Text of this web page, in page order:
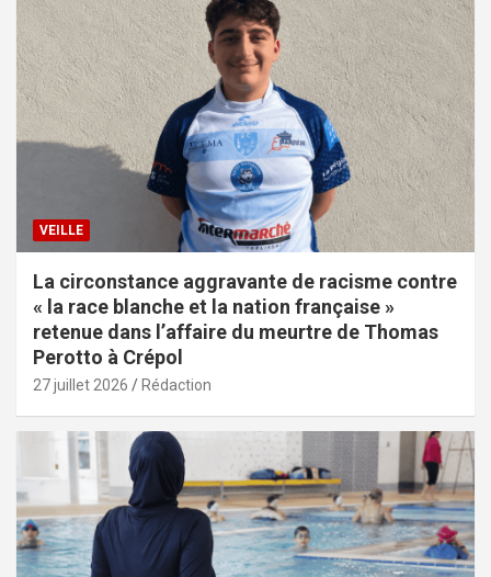
VEILLE
La circonstance aggravante de racisme contre
« la race blanche et la nation française »
retenue dans l’affaire du meurtre de Thomas
Perotto à Crépol
27 juillet 2026 Rédaction